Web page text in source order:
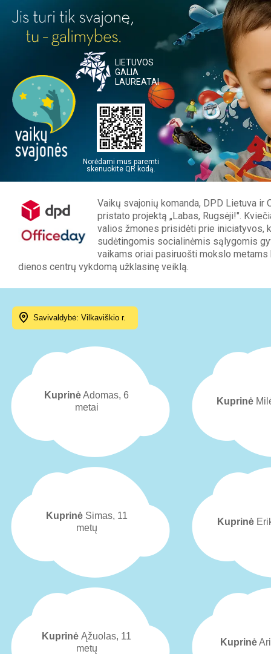
LIETUVOS
GALIA
LAUREATAI
Norėdami mus paremti
skenuokite QR kodą.
Vaikų svajonių komanda, DPD Lietuva ir
pristato projektą „Labas, Rugsėji!".
valios žmones prisidėti prie iniciatyvos,
sudėtingomis socialinėmis sąlygomis
vaikams oriai pasiruošti mokslo
dienos centrų vykdomą užklasinę veiklą.
Savivaldybė: Vilkaviškio r.
KuprinėAdomas, 6
metai
Kuprinė
KuprinėSimas, 11
metų
Kuprinė
Kuprinė Ąžuolas, 11
metų
Kuprinė